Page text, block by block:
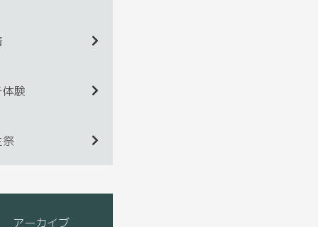
験
祭
アーカイブ